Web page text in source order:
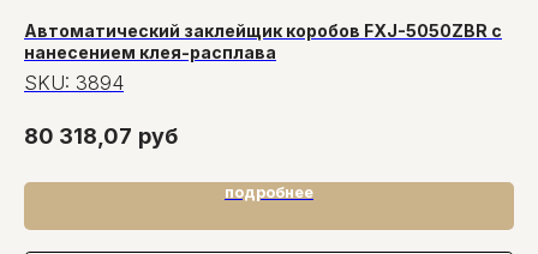
Автоматический заклейщик коробов FXJ-5050ZBR с
нанесением клея-расплава
SKU: 3894
80 318,07 руб
подробнее